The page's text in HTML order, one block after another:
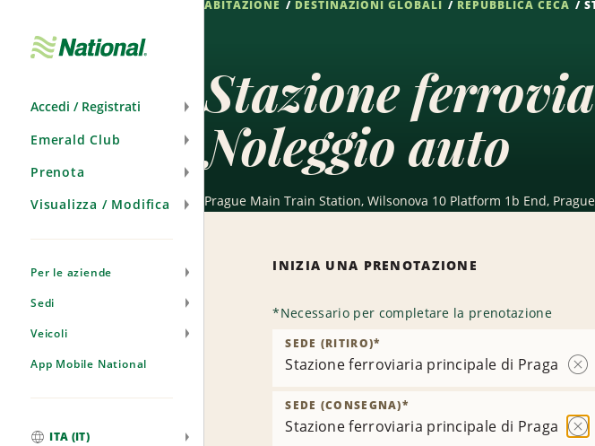
Accedi / Registrati
Emerald Club
Prenota
Visualizza / Modifica
Per le aziende
Sedi
Veicoli
App Mobile National
ITA (IT)
ABITAZIONE DESTINAZIONI GLOBALI REPUBBLICA CECA
Stazione
Noleggio auto
Prague Main Train Station, Wilsonova 10 Platform 1b End,
INIZIA UNA PRENOTAZIONE
*Necessario per completare la prenotazione
Stazione ferroviaria principale di Praga
SEDE (RITIRO)*
Stazione ferroviaria principale di Praga
SEDE (CONSEGNA)*